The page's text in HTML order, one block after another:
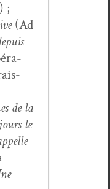
;
(Ad
de la
le